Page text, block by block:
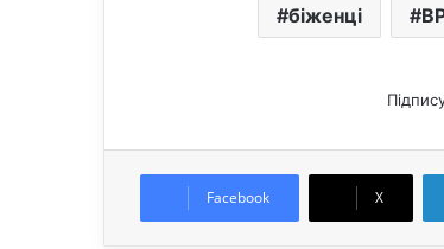
біженці
Facebook X